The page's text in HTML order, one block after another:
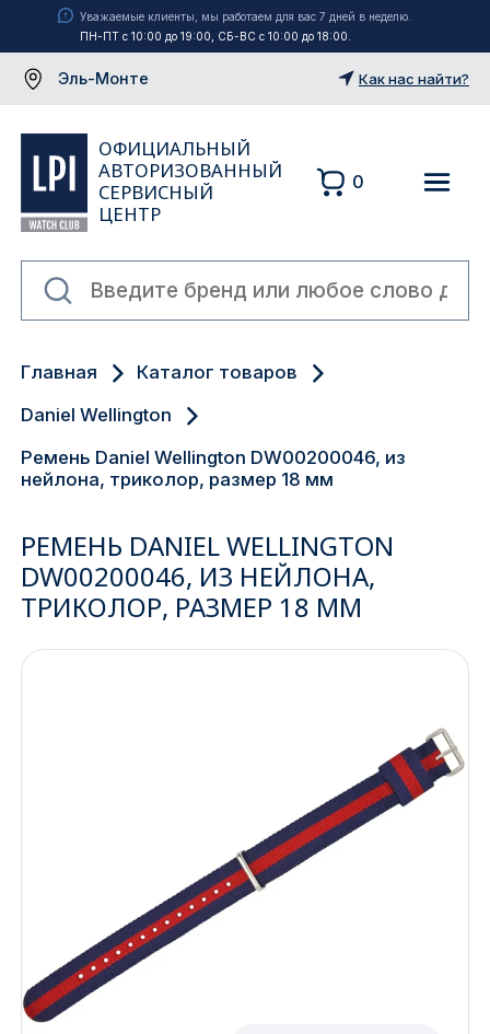
Уважаемые клиенты, мы работаем для вас 7 дней в неделю.
ПН-ПТ с 10:00 до 19:00, СБ-ВС с 10:00 до 18:00.
Эль-Монте
Екатеринбург
Новосибирск
Ижевск
Архангельск
Краснодар
Красноярск
Как нас найти?
ОФИЦИАЛЬНЫЙ
АВТОРИЗОВАННЫЙ
СЕРВИСНЫЙ
ЦЕНТР
0
Главная
Каталог товаров
Daniel Wellington
Ремень Daniel Wellington DW00200046, из
нейлона, триколор, размер 18 мм
РЕМЕНЬ DANIEL WELLINGTON
DW00200046, ИЗ НЕЙЛОНА,
ТРИКОЛОР, РАЗМЕР 18 ММ